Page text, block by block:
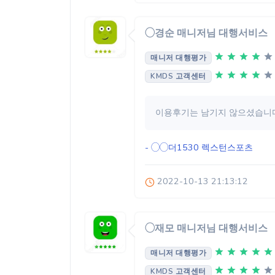
◯경순 매니저님 대행서비스
매니저 대행평가
KMDS 고객센터
이용후기는 남기지 않으셨습니
- ◯◯더1530 렉스턴스포츠
2022-10-13 21:13:12
◯재모 매니저님 대행서비스
매니저 대행평가
KMDS 고객센터